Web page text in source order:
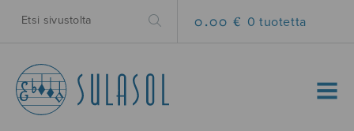
0.00 € 0 tuotetta
MENU